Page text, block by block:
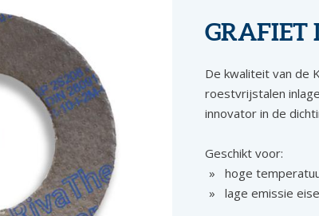
GRAFIET
De kwaliteit van de
roestvrijstalen
innovator in de
Geschikt voor:
hoge
lage emissie